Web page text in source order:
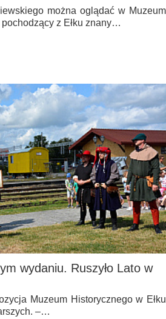
można oglądać w Muzeum
pochodzący z Ełku znany…
wydaniu. Ruszyło Lato w
Muzeum Historycznego w Ełku
–…